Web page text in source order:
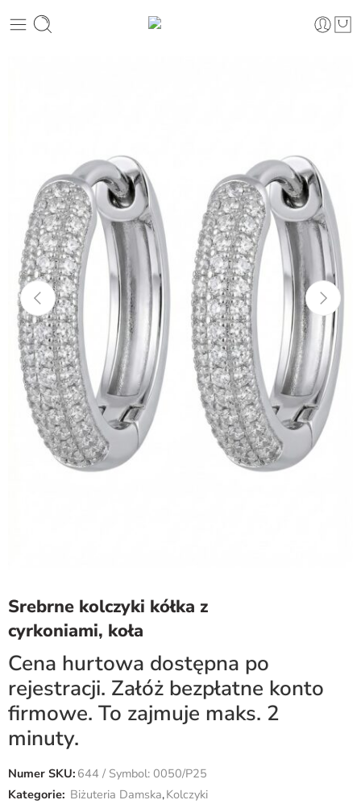
Srebrne kolczyki kółka z
cyrkoniami, koła
Cena hurtowa dostępna po
rejestracji. Załóż bezpłatne konto
firmowe. To zajmuje maks. 2
minuty.
Numer SKU: 644 / Symbol: 0050/P25
Kategorie: Biżuteria Damska,Kolczyki